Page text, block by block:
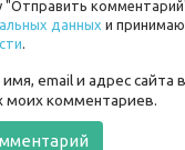
"Отправить
данных и принимаю
.
email и адрес сайта
моих комментариев.